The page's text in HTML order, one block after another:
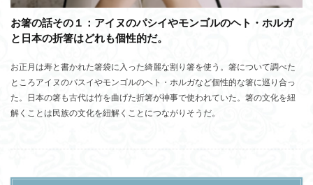
お箸の話その１：アイヌのパシイやモンゴルのヘト・ホルガ
と日本の折箸はどれも個性的だ。
お正月は寿と書かれた箸袋に入った綺麗な割り箸を使う。箸について調べた
ところアイヌのパスイやモンゴルのヘト・ホルガなど個性的な箸に巡り合っ
た。日本の箸も古代は竹を曲げた折箸が神事で使われていた。箸の文化を紐
解くことは民族の文化を紐解くことにつながりそうだ。